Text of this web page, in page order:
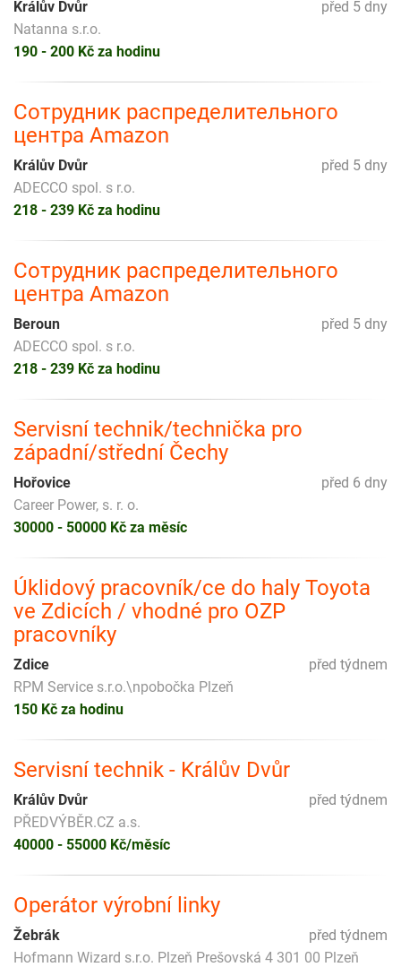
před 5 dny
Králův Dvůr
Natanna s.r.o.
190 - 200 Kč za hodinu
Сотрудник распределительного
центра Amazon
před 5 dny
Králův Dvůr
ADECCO spol. s r.o.
218 - 239 Kč za hodinu
Сотрудник распределительного
центра Amazon
před 5 dny
Beroun
ADECCO spol. s r.o.
218 - 239 Kč za hodinu
Servisní technik/technička pro
západní/střední Čechy
před 6 dny
Hořovice
Career Power, s. r. o.
30000 - 50000 Kč za měsíc
Úklidový pracovník/ce do haly Toyota
ve Zdicích / vhodné pro OZP
pracovníky
před týdnem
Zdice
RPM Service s.r.o.\npobočka Plzeň
150 Kč za hodinu
Servisní technik - Králův Dvůr
před týdnem
Králův Dvůr
PŘEDVÝBĚR.CZ a.s.
40000 - 55000 Kč/měsíc
Operátor výrobní linky
před týdnem
Žebrák
Hofmann Wizard s.r.o. Plzeň Prešovská 4 301 00 Plzeň